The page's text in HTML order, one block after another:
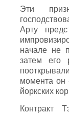
Эти
Арту
начале не
затем его
момента он
йоркских
Контракт